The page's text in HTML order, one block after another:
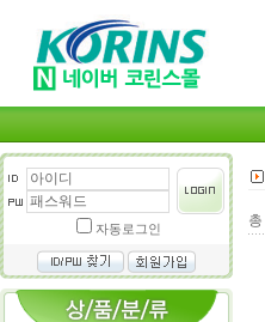
자동로그인 총